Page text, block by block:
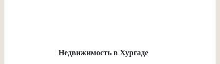
Недвижимость в Хургаде